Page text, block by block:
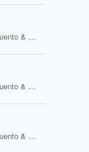
4 Cupones descuento & 3 Ofertas
2 Cupones descuento & 1 Oferta
2 Cupones descuento & 1 Oferta